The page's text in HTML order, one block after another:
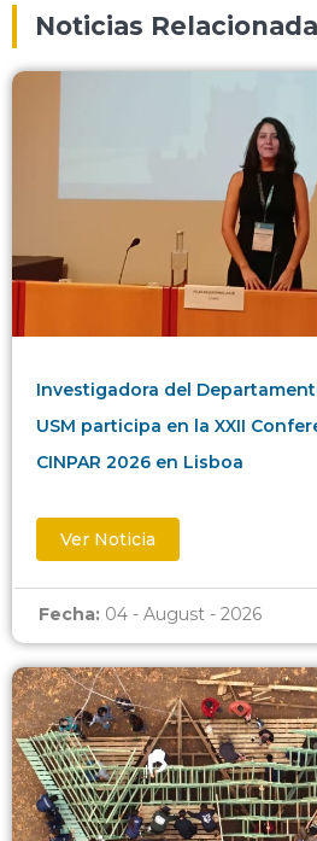
Noticias
Investigadora del
USM participa en la XXII
CINPAR 2026 en Lisboa
Ver Noticia
Fecha: 04 - August - 2026